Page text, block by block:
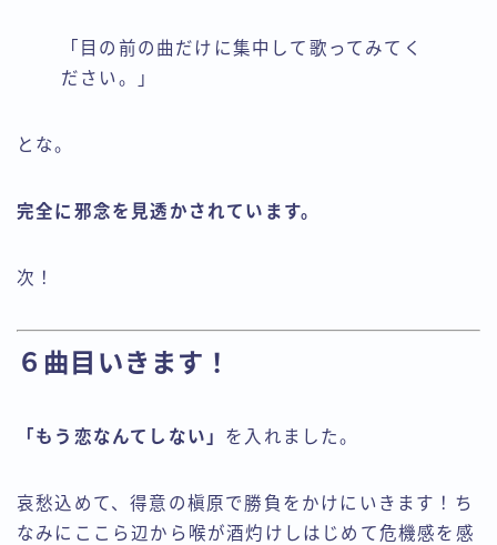
「目の前の曲だけに集中して歌ってみてく
ださい。」
とな。
完全に邪念を見透かされています。
次！
６曲目いきます！
「もう恋なんてしない」 を入れました。
哀愁込めて、得意の槇原で勝負をかけにいきます！ち
なみにここら辺から喉が酒灼けしはじめて危機感を感